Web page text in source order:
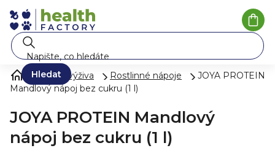
na
obsah
Hledat
Zdravá výživa Rostlinné nápoje
JOYA PROTEIN
Mandlový nápoj bez cukru (1 l)
JOYA PROTEIN Mandlový
nápoj bez cukru (1 l)